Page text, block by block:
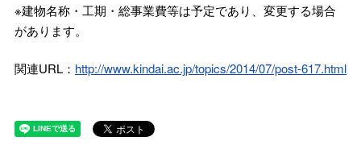
※建物名称・工期・総事業費等は予定であり、変更する場合
があります。
関連URL： http://www.kindai.ac.jp/topics/2014/07/post-617.html